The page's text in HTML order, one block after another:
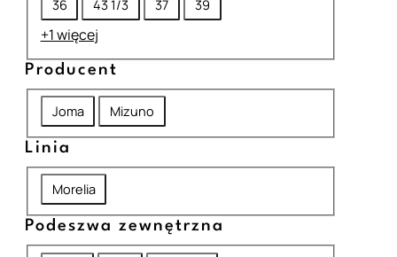
m
a
36
43 1/3 37 39
+1 więcej
Producent
r
o
u
c
Joma Mizuno
Linia
i
n
Morelia
Podeszwa zewnętrzna